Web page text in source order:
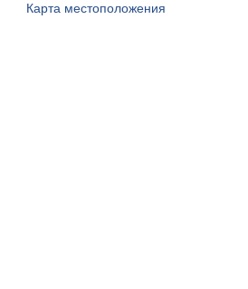
Карта местоположения